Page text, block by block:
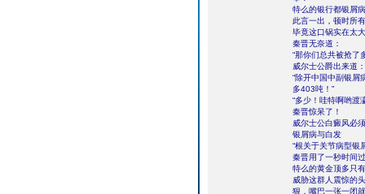
特么的银行都银屑
此言一出，顿时所
毕竟这口锅实在太
秦晋无奈道：
“那你们总共被抢了
威尔士公爵出来道：
“除开中国中副银屑
多403吨！”
“多少！哇特啊哟渡
秦晋惊呆了！
威尔士公白癜风必
银屑病与白发
“根关于关节病型银
秦晋用了一秒时间
特么的黄金顶多只
威胁这群人震惊的
狠，嘴巴一张一闭